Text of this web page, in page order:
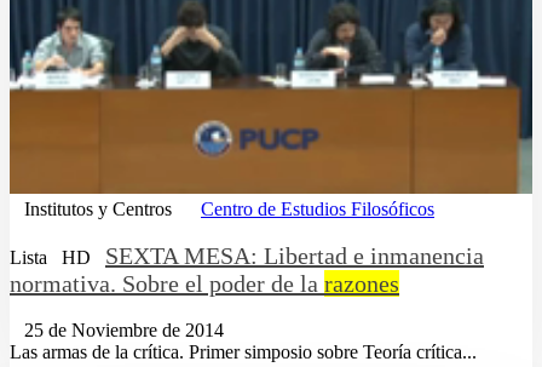
Institutos y Centros Centro de Estudios Filosóficos
Lista HD
SEXTA MESA: Libertad e inmanencia
normativa. Sobre el poder de la razones
25 de Noviembre de 2014
Las armas de la crítica. Primer simposio sobre Teoría crítica...